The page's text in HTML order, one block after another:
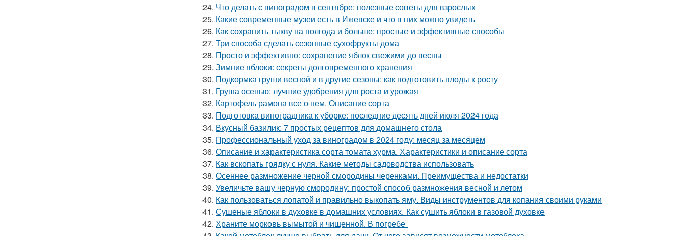
24. Что делать с виноградом в сентябре: полезные советы для взрослых
25. Какие современные музеи есть в Ижевске и что в них можно увидеть
26. Как сохранить тыкву на полгода и больше: простые и эффективные способы
27. Три способа сделать сезонные сухофрукты дома
28. Просто и эффективно: сохранение яблок свежими до весны
29. Зимние яблоки: секреты долговременного хранения
30. Подкормка груши весной и в другие сезоны: как подготовить плоды к росту
31. Груша осенью: лучшие удобрения для роста и урожая
32. Картофель рамона все о нем. Описание сорта
33. Подготовка виноградника к уборке: последние десять дней июля 2024 года
34. Вкусный базилик: 7 простых рецептов для домашнего стола
35. Профессиональный уход за виноградом в 2024 году: месяц за месяцем
36. Описание и характеристика сорта томата хурма. Характеристики и описание сорта
37. Как вскопать грядку с нуля. Какие методы садоводства использовать
38. Осеннее размножение черной смородины черенками. Преимущества и недостатки
39. Увеличьте вашу черную смородину: простой способ размножения весной и летом
40. Как пользоваться лопатой и правильно выкопать яму. Виды инструментов для копания своими руками
41. Сушеные яблоки в духовке в домашних условиях. Как сушить яблоки в газовой духовке
42. Храните морковь вымытой и чищенной. В погребе